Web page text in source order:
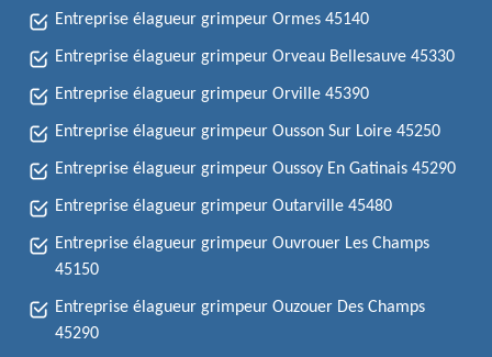
Entreprise élagueur grimpeur Ormes 45140
Entreprise élagueur grimpeur Orveau Bellesauve 45330
Entreprise élagueur grimpeur Orville 45390
Entreprise élagueur grimpeur Ousson Sur Loire 45250
Entreprise élagueur grimpeur Oussoy En Gatinais 45290
Entreprise élagueur grimpeur Outarville 45480
Entreprise élagueur grimpeur Ouvrouer Les Champs
45150
Entreprise élagueur grimpeur Ouzouer Des Champs
45290